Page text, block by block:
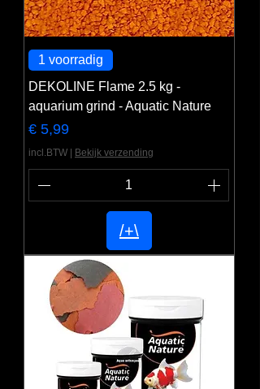
1 voorradig
DEKOLINE Flame 2.5 kg -
aquarium grind - Aquatic Nature
Prijs
€ 5,99
incl.BTW Bekijk verzending
/+\